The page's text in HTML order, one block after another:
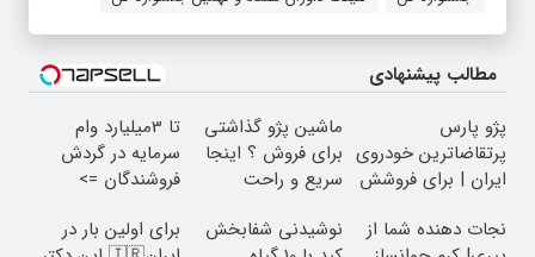
مطالب پیشنهادی
پژو پارس
پرتقاضاترین خودروی
ایران | برای فروشش
نده!
ماشین پژو گذاشتی
برای فروش ؟ اینجا
سریع و راحت
تا 3میلیارد وام
سرمایه در گردش
فروشندگان =>
کن
نجات دهنده شما از
نوشیدنی شفابخش
برای اولین بار در